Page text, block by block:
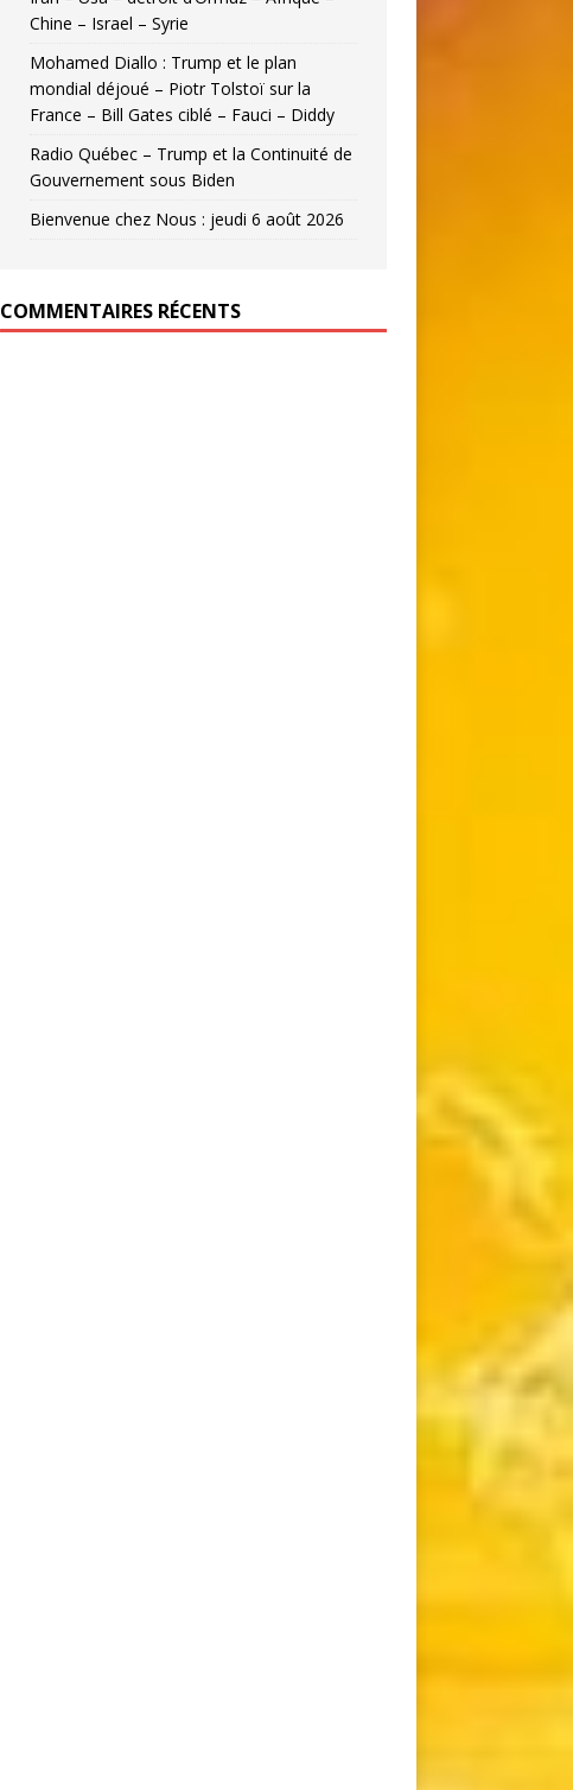
Chine – Israel – Syrie
Mohamed Diallo : Trump et le plan
mondial déjoué – Piotr Tolstoï sur la
France – Bill Gates ciblé – Fauci – Diddy
Radio Québec – Trump et la Continuité de
Gouvernement sous Biden
Bienvenue chez Nous : jeudi 6 août 2026
COMMENTAIRES RÉCENTS